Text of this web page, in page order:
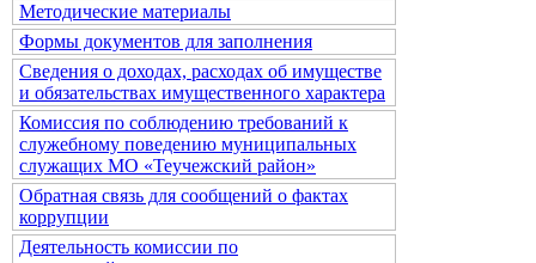
Методические материалы
Формы документов для заполнения
Сведения о доходах, расходах об имуществе
и обязательствах имущественного характера
Комиссия по соблюдению требований к
служебному поведению муниципальных
служащих МО «Теучежский район»
Обратная связь для сообщений о фактах
коррупции
Деятельность комиссии по